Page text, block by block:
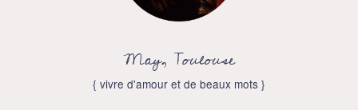
May, Toulouse
{ vivre d'amour et de beaux mots }